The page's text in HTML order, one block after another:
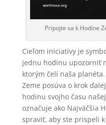
Pripojte sa k Hodine
Cieľom iniciatívy je
jednu hodinu upozorniť
ktorým čelí naša
Zeme posúva o krok
hodinu svojho času
označuje ako Najväčšia
spraviť, aby ste prispeli k